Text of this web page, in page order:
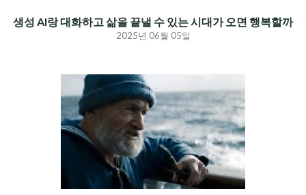
생성 AI랑 대화하고 삶을 끝낼 수 있는 시대가 오면 행복할까
2025년 06월 05일